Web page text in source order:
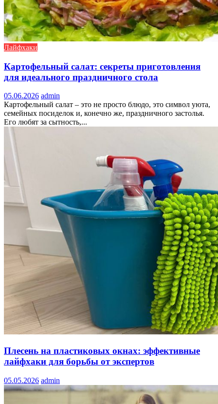
Лайфхаки
Картофельный салат: секреты приготовления
для идеального праздничного стола
05.06.2026 admin
Картофельный салат – это не просто блюдо, это символ уюта,
семейных посиделок и, конечно же, праздничного застолья.
Его любят за сытность,...
Плесень на пластиковых окнах: эффективные
лайфхаки для борьбы от экспертов
05.05.2026 admin